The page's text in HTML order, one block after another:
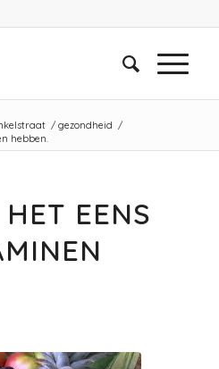
/ gezondheid /
hebben.
EENS